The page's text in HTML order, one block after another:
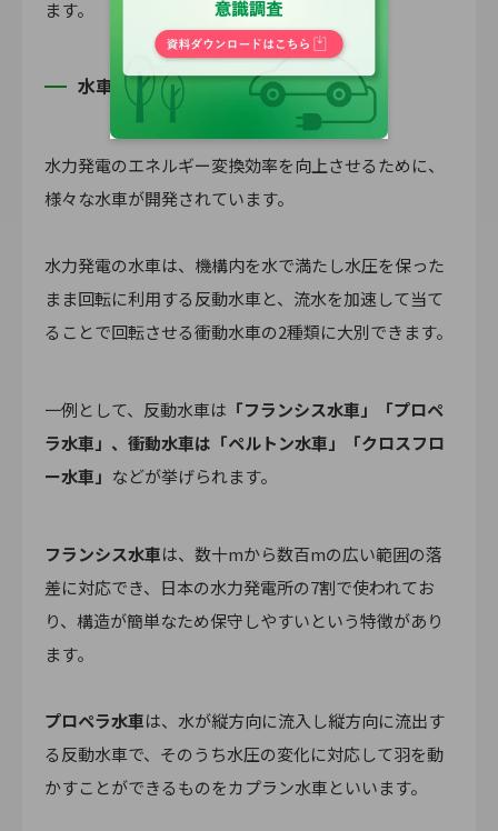
ます。
水車の種類による分類
水力発電のエネルギー変換効率を向上させるために、
様々な水車が開発されています。
水力発電の水車は、機構内を水で満たし水圧を保った
まま回転に利用する反動水車と、流水を加速して当て
ることで回転させる衝動水車の2種類に大別できます。
一例として、反動水車は 「フランシス水車」「プロペ
ラ水車」、衝動水車は「ペルトン水車」「クロスフロ
ー水車」 などが挙げられます。
フランシス水車は、数十mから数百mの広い範囲の落
差に対応でき、日本の水力発電所の7割で使われてお
り、構造が簡単なため保守しやすいという特徴があり
ます。
プロペラ水車は、水が縦方向に流入し縦方向に流出す
る反動水車で、そのうち水圧の変化に対応して羽を動
かすことができるものをカプラン水車といいます。